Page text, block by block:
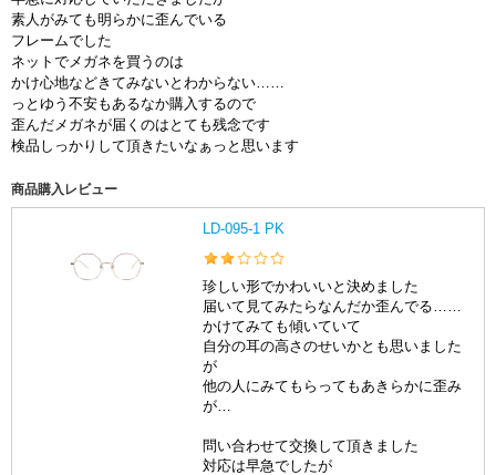
素人がみても明らかに歪んでいる
フレームでした
ネットでメガネを買うのは
かけ心地などきてみないとわからない……
っとゆう不安もあるなか購入するので
歪んだメガネが届くのはとても残念です
検品しっかりして頂きたいなぁっと思います
商品購入レビュー
LD-095-1 PK
珍しい形でかわいいと決めました
届いて見てみたらなんだか歪んでる……
かけてみても傾いていて
自分の耳の高さのせいかとも思いました
が
他の人にみてもらってもあきらかに歪み
が…
問い合わせて交換して頂きました
対応は早急でしたが